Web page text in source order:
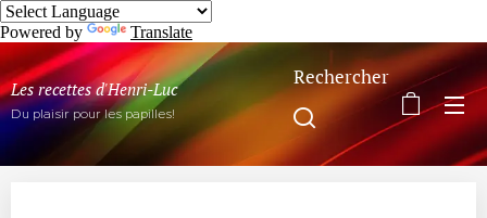
Powered by Translate
Les recettes d'Henri-Luc
Du plaisir pour les papilles!
Rechercher